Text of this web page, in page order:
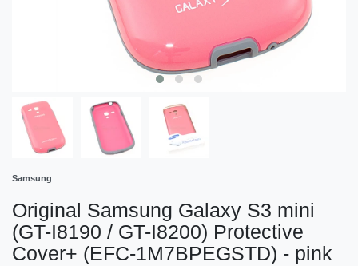
Samsung
Original Samsung Galaxy S3 mini
(GT-I8190 / GT-I8200) Protective
Cover+ (EFC-1M7BPEGSTD) - pink